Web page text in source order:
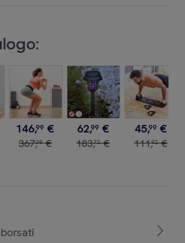
146,99 €
367,09 €
62,99 €
183,72 €
45,99 €
111,92 €